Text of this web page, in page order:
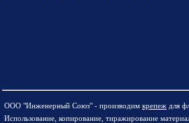
ООО "Инженерный Союз" - производим крепеж для
Использование, копирование, тиражирование